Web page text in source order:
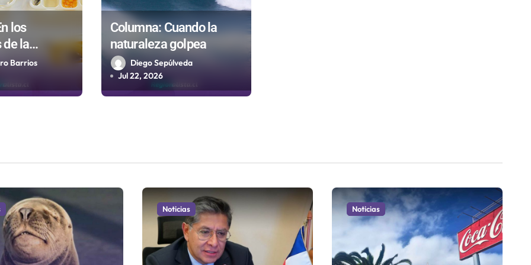
los
de la
no
ni
Barrios
Columna: Cuando la
naturaleza golpea
Diego Sepúlveda
Jul 22, 2026
Noticias Noticias